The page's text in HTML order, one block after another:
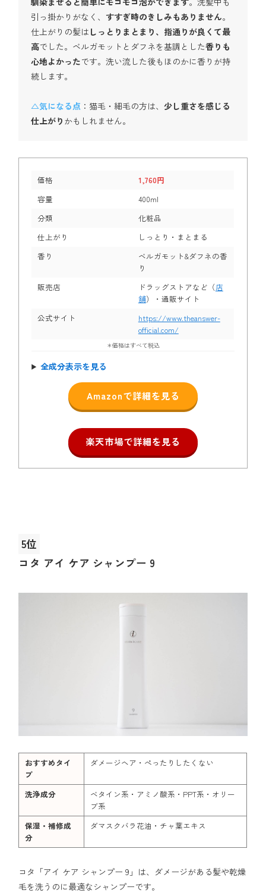
引っ掛かりがなく、すすぎ時のきしみもありません。
仕上がりの髪は しっとりまとまり、指通りが良くて最
高でした。ベルガモットとダフネを基調とした香りも
心地よかったです。洗い流した後もほのかに香りが持
続します。
△気になる点 ：猫毛・細毛の方は、少し重さを感じる
仕上がり かもしれません。
価格
1,760円
容量
400ml
分類
化粧品
仕上がり
しっとり・まとまる
香り
ベルガモット&ダフネの香
り
販売店
ドラッグストアなど（店
舗）・通販サイト
公式サイト
https://www.theanswer-
official.com/
＊価格はすべて税込
全成分表示を見る
Amazonで詳細を見る
楽天市場で詳細を見る
5位
コタ アイ ケア シャンプー 9
おすすめタイ
プ
ダメージヘア・ぺったりしたくない
洗浄成分
ベタイン系・アミノ酸系・PPT系・オリー
ブ系
保湿・補修成
分
ダマスクバラ花油・チャ葉エキス
コタ「アイ ケア シャンプー 9」は、ダメージがある髪や乾燥
毛を洗うのに最適なシャンプーです。